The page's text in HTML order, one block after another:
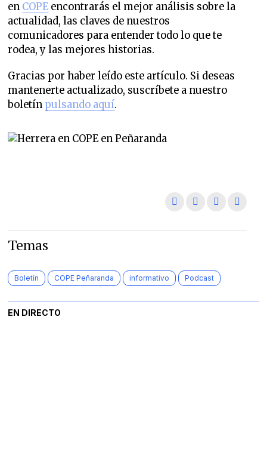
en COPE encontrarás el mejor análisis sobre la
actualidad, las claves de nuestros
comunicadores para entender todo lo que te
rodea, y las mejores historias.
Gracias por haber leído este artículo. Si deseas
mantenerte actualizado, suscríbete a nuestro
boletín pulsando aquí.
Temas
Boletín COPE Peñaranda informativo Podcast
EN DIRECTO